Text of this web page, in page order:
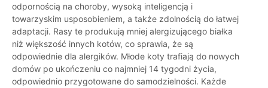
odpornością na choroby, wysoką inteligencją i
towarzyskim usposobieniem, a także zdolnością do łatwej
adaptacji. Rasy te produkują mniej alergizującego białka
niż większość innych kotów, co sprawia, że są
odpowiednie dla alergików. Młode koty trafiają do nowych
domów po ukończeniu co najmniej 14 tygodni życia,
odpowiednio przygotowane do samodzielności. Każde